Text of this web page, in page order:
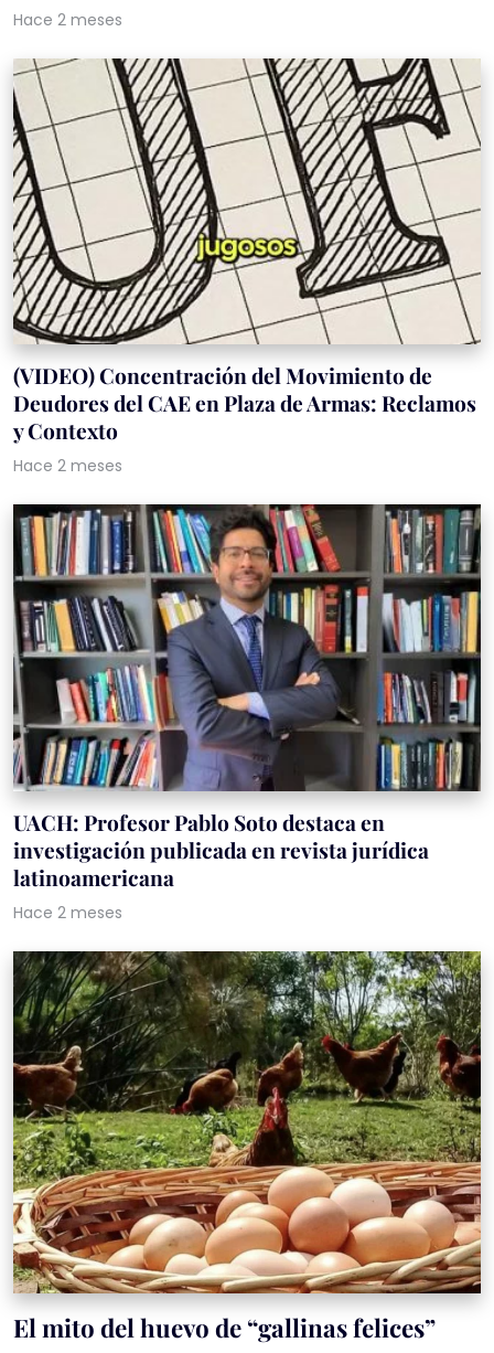
Hace 2 meses
(VIDEO) Concentración del Movimiento de
Deudores del CAE en Plaza de Armas: Reclamos
y Contexto
Hace 2 meses
UACH: Profesor Pablo Soto destaca en
investigación publicada en revista jurídica
latinoamericana
Hace 2 meses
El mito del huevo de “gallinas felices”